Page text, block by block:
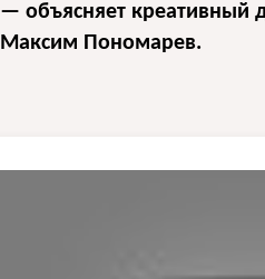
— объясняет креативный
Максим Пономарев.